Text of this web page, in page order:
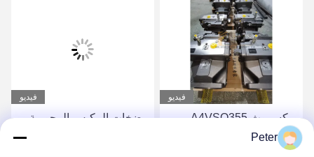
فيديو
مضخات المكبس المحورية
فيديو
مضخة هيدروليكية Rexroth
Peter